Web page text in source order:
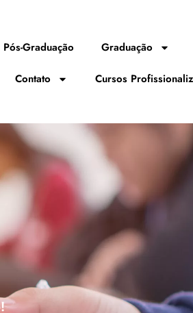
Pós-Graduação Graduação
Contato Cursos